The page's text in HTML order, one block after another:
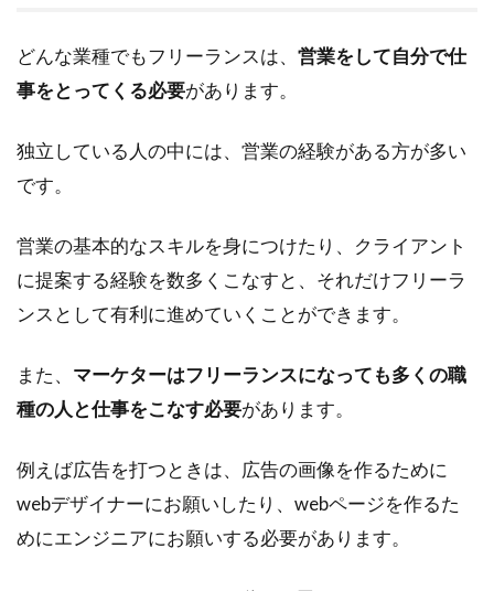
どんな業種でもフリーランスは、 営業をして自分で仕
事をとってくる必要があります。
独立している人の中には、営業の経験がある方が多い
です。
営業の基本的なスキルを身につけたり、クライアント
に提案する経験を数多くこなすと、それだけフリーラ
ンスとして有利に進めていくことができます。
また、 マーケターはフリーランスになっても多くの職
種の人と仕事をこなす必要があります。
例えば広告を打つときは、広告の画像を作るために
webデザイナーにお願いしたり、webページを作るた
めにエンジニアにお願いする必要があります。